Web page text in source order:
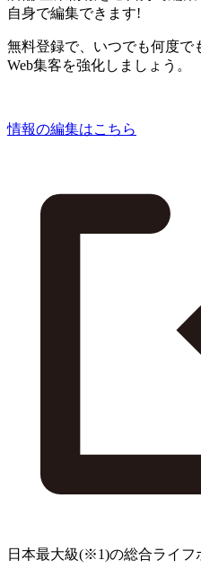
自身で編集できます!
無料登録で、いつでも何度で
Web集客を強化しましょう。
情報の編集はこちら
日本最大級(※1)の総合ライフ